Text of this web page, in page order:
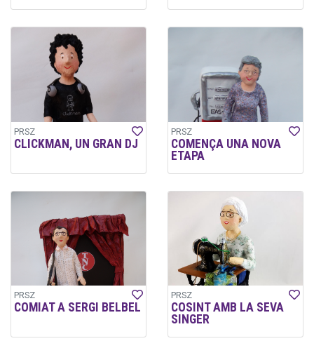
PRSZ
CLICKMAN, UN GRAN DJ
PRSZ
COMENÇA UNA NOVA
ETAPA
PRSZ
COMIAT A SERGI BELBEL
PRSZ
COSINT AMB LA SEVA
SINGER